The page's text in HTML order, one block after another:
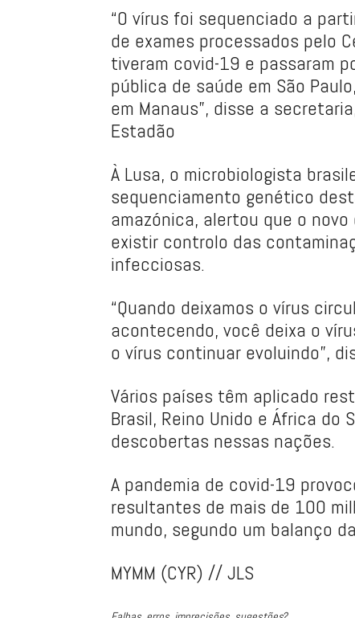
“O vírus foi sequenciado a
de exames processados pelo
tiveram covid-19 e passaram
pública de saúde em São
em Manaus”, disse a
Estadão
À Lusa, o microbiologista
sequenciamento genético
amazónica, alertou que o
existir controlo das
infecciosas.
“Quando deixamos o vírus
acontecendo, você deixa o
o vírus continuar evoluindo”,
Vários países têm aplicado
Brasil, Reino Unido e África
descobertas nessas nações.
A pandemia de covid-19
resultantes de mais de 100
mundo, segundo um balanço
MYMM (CYR) // JLS